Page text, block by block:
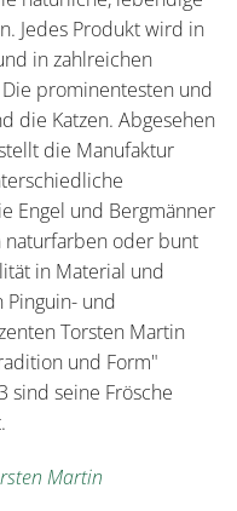
Jedes Produkt wird in
in zahlreichen
prominentesten und
die Katzen. Abgesehen
die Manufaktur
Engel und Bergmänner
naturfarben oder bunt
in Material und
und
Torsten Martin
und Form"
sind seine Frösche
Martin